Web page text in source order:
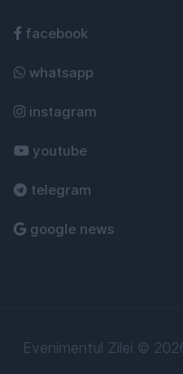
facebook
whatsapp
instagram
youtube
telegram
google news
Evenimentul Zilei ©